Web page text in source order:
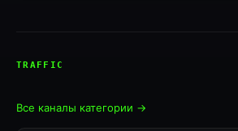
TRAFFIC
Все каналы категории →